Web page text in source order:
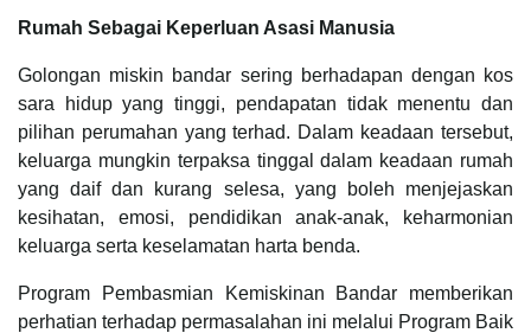
Rumah Sebagai Keperluan Asasi Manusia
Golongan miskin bandar sering berhadapan dengan kos
sara hidup yang tinggi, pendapatan tidak menentu dan
pilihan perumahan yang terhad. Dalam keadaan tersebut,
keluarga mungkin terpaksa tinggal dalam keadaan rumah
yang daif dan kurang selesa, yang boleh menjejaskan
kesihatan, emosi, pendidikan anak-anak, keharmonian
keluarga serta keselamatan harta benda.
Program Pembasmian Kemiskinan Bandar memberikan
perhatian terhadap permasalahan ini melalui Program Baik